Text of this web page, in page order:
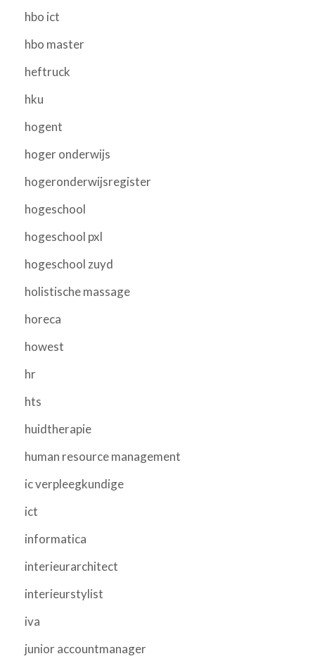
hbo ict
hbo master
heftruck
hku
hogent
hoger onderwijs
hogeronderwijsregister
hogeschool
hogeschool pxl
hogeschool zuyd
holistische massage
horeca
howest
hr
hts
huidtherapie
human resource management
ic verpleegkundige
ict
informatica
interieurarchitect
interieurstylist
iva
junior accountmanager